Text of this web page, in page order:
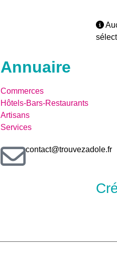
Annuaire
Commerces
Hôtels-Bars-Restaurants
Artisans
Services
contact@trouvezadole.fr